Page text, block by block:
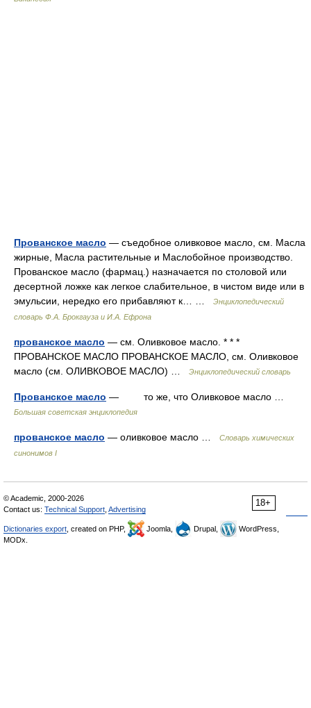
Прованское масло — съедобное оливковое масло, см. Масла
жирные, Масла растительные и Маслобойное производство.
Прованское масло (фармац.) назначается по столовой или
десертной ложке как легкое слабительное, в чистом виде или в
эмульсии, нередко его прибавляют к… …
Энциклопедический
словарь Ф.А. Брокгауза и И.А. Ефрона
прованское масло — см. Оливковое масло. * * *
ПРОВАНСКОЕ МАСЛО ПРОВАНСКОЕ МАСЛО, см. Оливковое
масло (см. ОЛИВКОВОЕ МАСЛО) …
Энциклопедический словарь
Прованское масло — то же, что Оливковое масло …
Большая советская энциклопедия
прованское масло — оливковое масло …
Cловарь химических
синонимов I
18+
© Academic, 2000-2026
Contact us: Technical Support Advertising
Dictionaries export , created on PHP, Joomla, Drupal,
WordPress,
MODx.